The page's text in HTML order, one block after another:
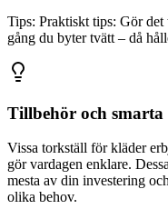
Tips: Praktiskt tips: Gör
gång du byter tvätt – då
Tillbehör och
Vissa torkställ för kläder
gör vardagen enklare.
mesta av din investering
olika behov.